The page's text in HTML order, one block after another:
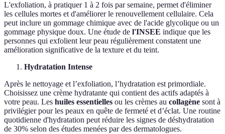
L'exfoliation, à pratiquer 1 à 2 fois par semaine, permet d'éliminer
les cellules mortes et d'améliorer le renouvellement cellulaire. Cela
peut inclure un gommage chimique avec de l'acide glycolique ou un
gommage physique doux. Une étude de l'INSEE indique que les
personnes qui exfolient leur peau régulièrement constatent une
amélioration significative de la texture et du teint.
Hydratation Intense
Après le nettoyage et l’exfoliation, l’hydratation est primordiale.
Choisissez une crème hydratante qui contient des actifs adaptés à
votre peau. Les huiles essentielles ou les crèmes au collagène sont à
privilégier pour les peaux en quête de fermeté et d’éclat. Une routine
quotidienne d'hydratation peut réduire les signes de déshydratation
de 30% selon des études menées par des dermatologues.